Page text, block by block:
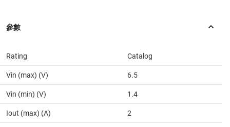
Rating Catalog
Vin (max) (V) 6.5
Vin (min) (V) 1.4
Iout (max) (A) 2